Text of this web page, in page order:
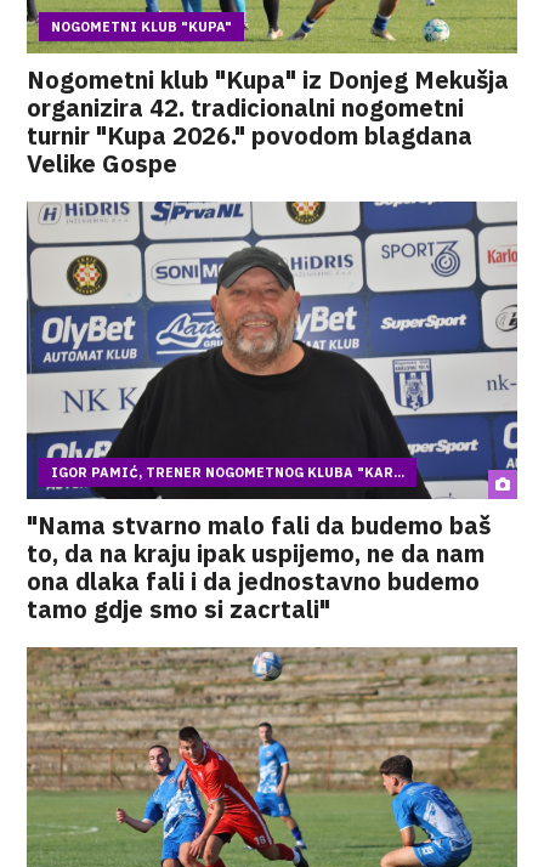
NOGOMETNI KLUB "KUPA"
Nogometni klub "Kupa" iz Donjeg Mekušja
organizira 42. tradicionalni nogometni
turnir "Kupa 2026." povodom blagdana
Velike Gospe
IGOR PAMIĆ, TRENER NOGOMETNOG KLUBA "KAR...
"Nama stvarno malo fali da budemo baš
to, da na kraju ipak uspijemo, ne da nam
ona dlaka fali i da jednostavno budemo
tamo gdje smo si zacrtali"